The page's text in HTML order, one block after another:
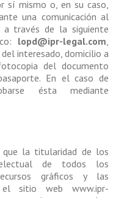
sí mismo o, en su caso,
una comunicación al
a través de la siguiente
lopd@ipr-legal.com,
interesado, domicilio a
del documento
En el caso de
ésta mediante
que la titularidad de los
de todos los
gráficos y las
sitio web www.ipr-